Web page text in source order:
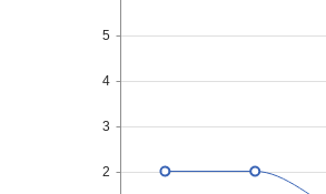
2
3
4
5